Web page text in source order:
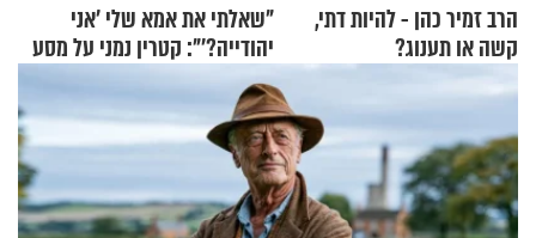
הרב זמיר כהן - להיות דתי,
קשה או תענוג?
"שאלתי את אמא שלי 'אני
יהודייה?'": קטרין נמני על מסע
ההתחזקות המרגש